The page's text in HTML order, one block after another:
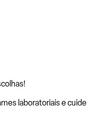
laboratoriais e cuide